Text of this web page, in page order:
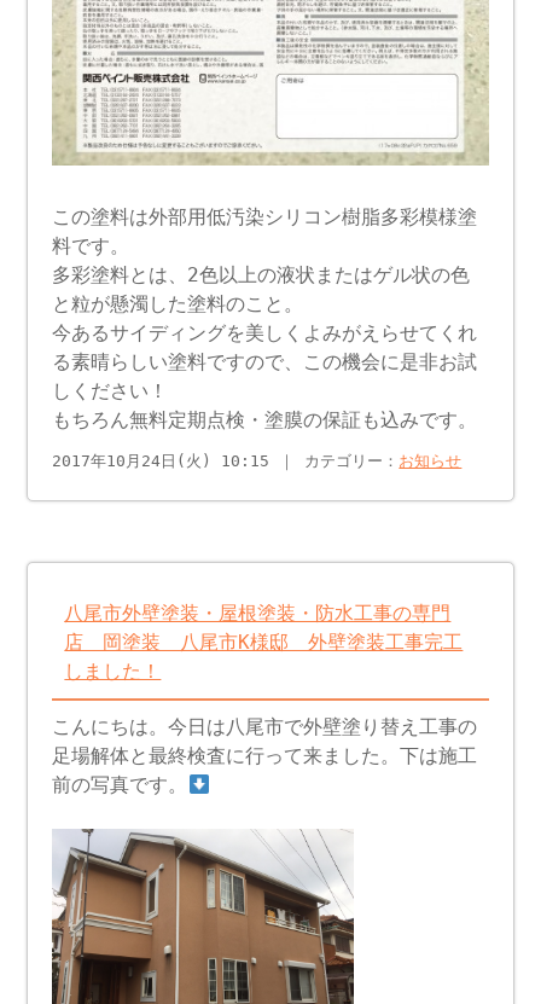
この塗料は外部用低汚染シリコン樹脂多彩模様塗
料です。
多彩塗料とは、2色以上の液状またはゲル状の色
と粒が懸濁した塗料のこと。
今あるサイディングを美しくよみがえらせてくれ
る素晴らしい塗料ですので、この機会に是非お試
しください！
もちろん無料定期点検・塗膜の保証も込みです。
2017年10月24日(火) 10:15 ｜ カテゴリー： お知らせ
八尾市外壁塗装・屋根塗装・防水工事の専門
店 岡塗装 八尾市K様邸 外壁塗装工事完工
しました！
こんにちは。今日は八尾市で外壁塗り替え工事の
足場解体と最終検査に行って来ました。下は施工
前の写真です。